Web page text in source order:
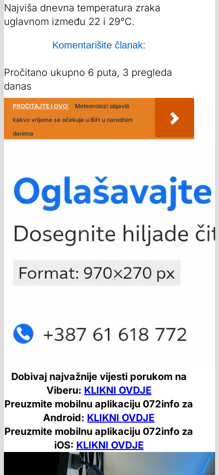
Najviša dnevna temperatura zraka
uglavnom između 22 i 29°C.
Komentarišite članak:
Pročitano ukupno 6 puta, 3 pregleda
danas
PROČITAJTE I OVO:
Meteorolozi objavili
kakvo vrijeme se očekuje u BiH u narednim
danima
Dobivaj najvažnije vijesti porukom na
Viberu: KLIKNI OVDJE
Preuzmite mobilnu aplikaciju 072info za
Android: KLIKNI OVDJE
Preuzmite mobilnu aplikaciju 072info za
iOS: KLIKNI OVDJE